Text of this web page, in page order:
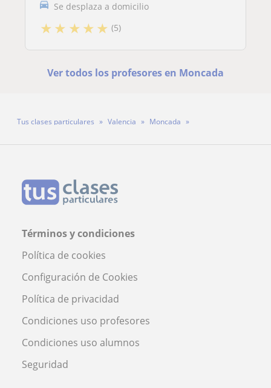
Se desplaza a domicilio
★★ ★★★ (5)
Ver todos los profesores en Moncada
Tus clases particulares Valencia
Moncada
Términos y condiciones
Política de cookies
Configuración de Cookies
Política de privacidad
Condiciones uso profesores
Condiciones uso alumnos
Seguridad